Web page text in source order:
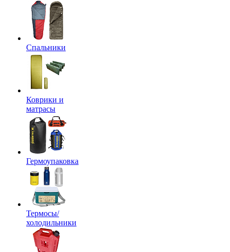
Спальники
Коврики и
матрасы
Гермоупаковка
Термосы/
холодильники